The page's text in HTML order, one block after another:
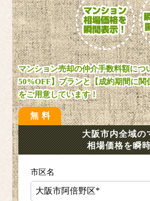
マンション売却の仲介手数料額につ
50%OFF】プランと【成約期間に関
をご用意しています！
無料
大阪市内全域の
相場価格を瞬
市区名